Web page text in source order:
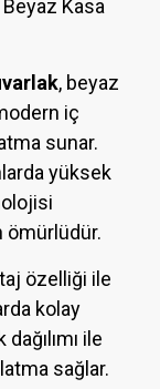
Beyaz Kasa
, beyaz
iç
sunar.
yüksek
ömürlüdür.
özelliği ile
kolay
ile
sağlar.